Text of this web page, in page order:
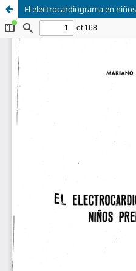
El electrocardiograma en